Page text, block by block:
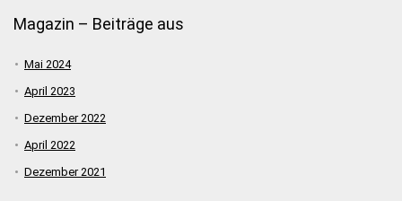
Magazin – Beiträge aus
Mai 2024
April 2023
Dezember 2022
April 2022
Dezember 2021